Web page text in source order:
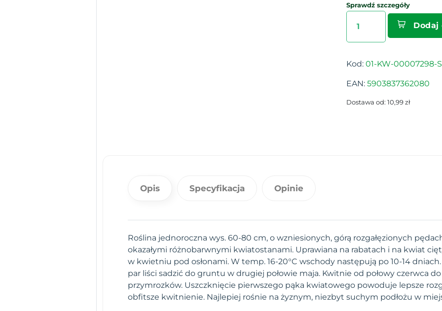
Sprawdź szczegóły
Dodaj
Kod: 01-KW-00007298-
EAN: 5903837362080
Dostawa od: 10,99 zł
Opis Specyfikacja Opinie
Roślina jednoroczna wys. 60-80 cm, o wzniesionych, górą rozgałęzionych
okazałymi różnobarwnymi kwiatostanami. Uprawiana na rabatach i na kwiat
w kwietniu pod osłonami. W temp. 16-20°C wschody następują po 10-14 dniach.
par liści sadzić do gruntu w drugiej połowie maja. Kwitnie od połowy czerwca
przymrozków. Uszczknięcie pierwszego pąka kwiatowego powoduje lepsze
obfitsze kwitnienie. Najlepiej rośnie na żyznym, niezbyt suchym podłożu w